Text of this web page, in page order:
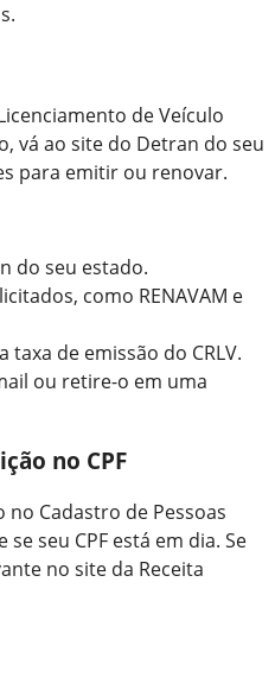
de Veículo
vá ao site do Detran do seu
para emitir ou renovar.
do seu estado.
como RENAVAM e
taxa de emissão do CRLV.
ou retire-o em uma
no CPF
Cadastro de Pessoas
se seu CPF está em dia. Se
no site da Receita